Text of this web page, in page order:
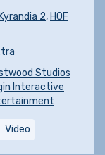
Kyrandia 2, HOF
Studios
Interactive
Video